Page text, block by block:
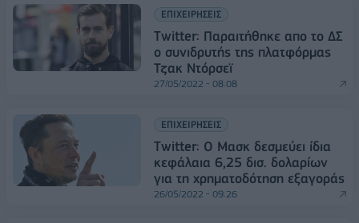
ΕΠΙΧΕΙΡΗΣΕΙΣ
Twitter: Παραιτήθηκε απο το ΔΣ
ο συνιδρυτής της πλατφόρμας
Τζακ Ντόρσεϊ
27/05/2022 - 08:08
ΕΠΙΧΕΙΡΗΣΕΙΣ
Twitter: Ο Μασκ δεσμεύει ίδια
κεφάλαια 6,25 δισ. δολαρίων
για τη χρηματοδότηση εξαγοράς
26/05/2022 - 09:26